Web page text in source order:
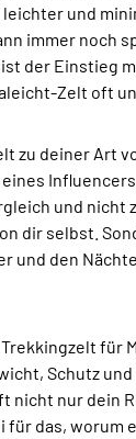
und
immer noch
der Einstieg
Zelt oft
zu deiner Art
und nicht
dir selbst.
und den
für
Schutz
nicht nur dein
für das, worum